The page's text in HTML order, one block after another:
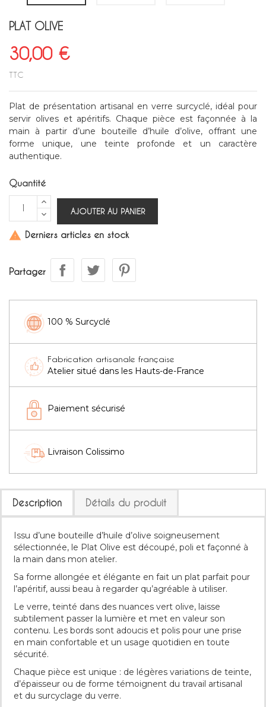
PLAT OLIVE
30,00 €
TTC
Plat de présentation artisanal en verre surcyclé, idéal pour
servir olives et apéritifs. Chaque pièce est façonnée à la
main à partir d’une bouteille d’huile d’olive, offrant une
forme unique, une teinte profonde et un caractère
authentique.
Quantité
AJOUTER AU PANIER
 Derniers articles en stock
Partager
100 % Surcyclé
Fabrication artisanale française
Atelier situé dans les Hauts-de-France
Paiement sécurisé
Livraison Colissimo
Description Détails du produit
Issu d’une bouteille d’huile d’olive soigneusement
sélectionnée, le Plat Olive est découpé, poli et façonné à
la main dans mon atelier.
Sa forme allongée et élégante en fait un plat parfait pour
l’apéritif, aussi beau à regarder qu’agréable à utiliser.
Le verre, teinté dans des nuances vert olive, laisse
subtilement passer la lumière et met en valeur son
contenu. Les bords sont adoucis et polis pour une prise
en main confortable et un usage quotidien en toute
sécurité.
Chaque pièce est unique : de légères variations de teinte,
d’épaisseur ou de forme témoignent du travail artisanal
et du surcyclage du verre.